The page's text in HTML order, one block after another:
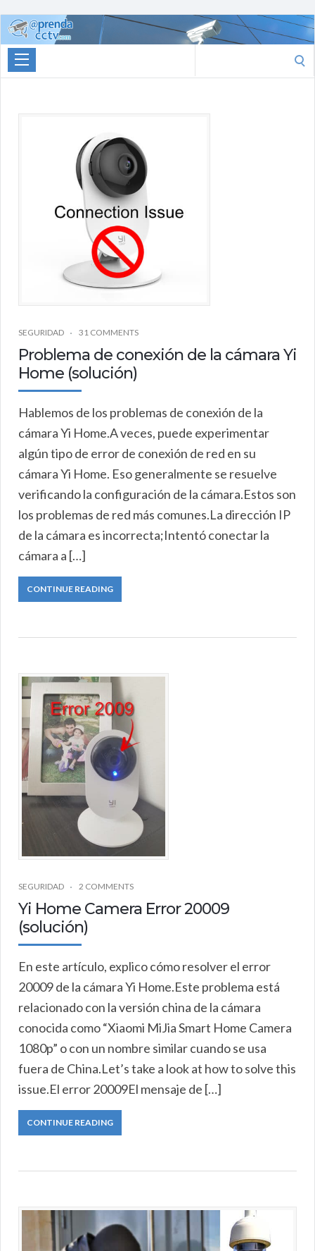
Aprenda
CCTV
for:
SEGURIDAD 31 COMMENTS
Problema de conexión de la cámara Yi
Home (solución)
Hablemos de los problemas de conexión de la
cámara Yi Home.A veces, puede experimentar
algún tipo de error de conexión de red en su
cámara Yi Home. Eso generalmente se resuelve
verificando la configuración de la cámara.Estos son
los problemas de red más comunes.La dirección IP
de la cámara es incorrecta;Intentó conectar la
cámara a […]
CONTINUE READING
SEGURIDAD 2 COMMENTS
Yi Home Camera Error 20009
(solución)
En este artículo, explico cómo resolver el error
20009 de la cámara Yi Home.Este problema está
relacionado con la versión china de la cámara
conocida como “Xiaomi MiJia Smart Home Camera
1080p” o con un nombre similar cuando se usa
fuera de China.Let’s take a look at how to solve this
issue.El error 20009El mensaje de […]
CONTINUE READING